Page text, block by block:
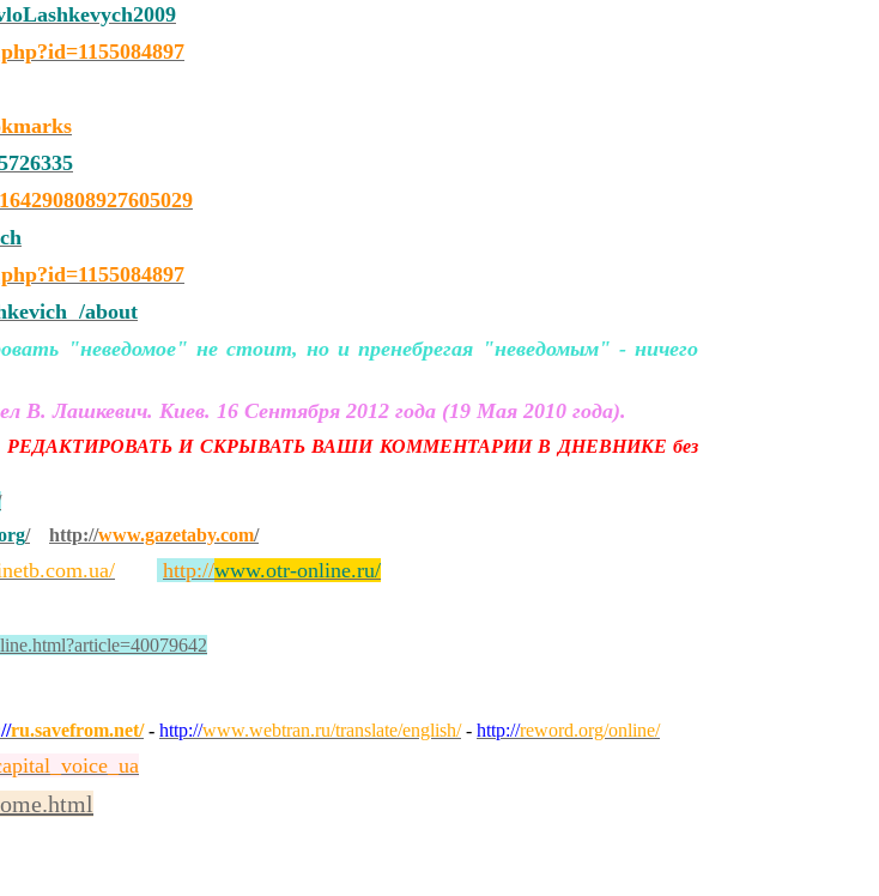
/about
"неведомое" не стоит, но и пренебрегая "неведомым" - ничего
В. Лашкевич. Киев. 16 Сентября 2012 года (19 Мая 2010 года).
И СКРЫВАТЬ ВАШИ КОММЕНТАРИИ В ДНЕВНИКЕ без
/ http://www.gazetaby.com/
http://www.otr-online.ru/
ru.savefrom.net/- http://www.webtran.ru/translate/english/- http://reword.org/online/